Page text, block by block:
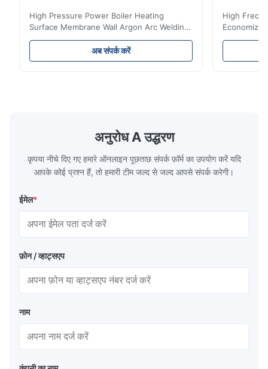
High Pressure Power Boiler Heating
Surface Membrane Wall Argon Arc Welding
For Biomass Boiler Product Introduction
Water wall panels with pins usually laid
vertically on the inner wall of the furnace
the basic component of boiler water
circulation loop.Because of both cooling
अब संपर्क करें
High
Product
industrial
अनुरोध A उद्धरण
कृपया नीचे दिए गए हमारे ऑनलाइन पूछताछ संपर्क फ़ॉर्म का उपयोग करें यदि
आपके कोई प्रश्न हैं, तो हमारी टीम जल्द से जल्द आपसे संपर्क करेगी।
ईमेल*
फ़ोन / व्हाट्सएप
नाम